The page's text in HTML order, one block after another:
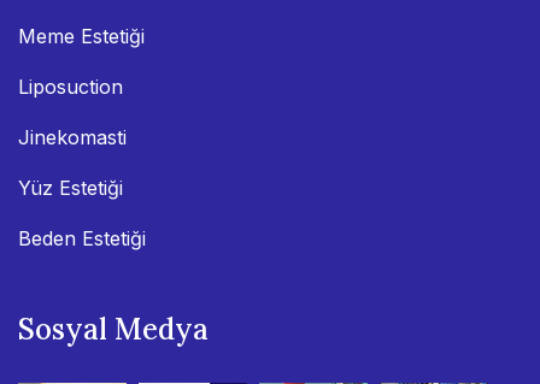
Meme Estetiği
Liposuction
Jinekomasti
Yüz Estetiği
Beden Estetiği
Sosyal Medya